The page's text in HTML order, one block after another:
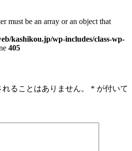
must be an array or an object that
kashikou.jp/wp-includes/class-wp-
405
ることはありません。 * が付いて